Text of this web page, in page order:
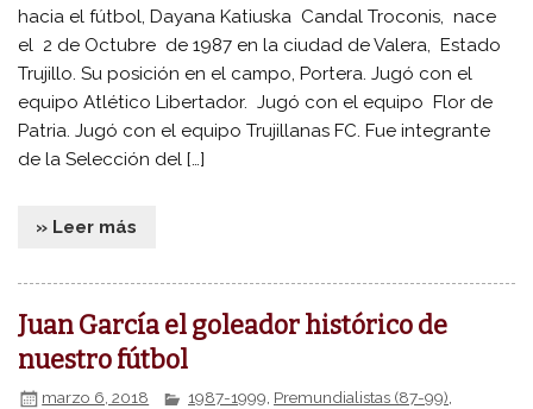
hacia el fútbol, Dayana Katiuska Candal Troconis, nace
el 2 de Octubre de 1987 en la ciudad de Valera, Estado
Trujillo. Su posición en el campo, Portera. Jugó con el
equipo Atlético Libertador. Jugó con el equipo Flor de
Patria. Jugó con el equipo Trujillanas FC. Fue integrante
de la Selección del […]
» Leer más
Juan García el goleador histórico de
nuestro fútbol
marzo 6, 2018 1987-1999, Premundialistas (87-99),